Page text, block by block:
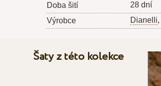
Doba šití
28 dní
Výrobce
Dianelli
Šaty z této kolekce